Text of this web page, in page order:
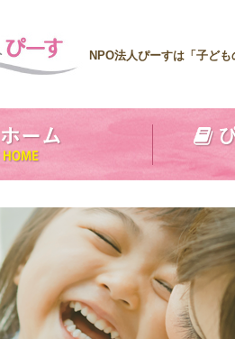
NPO法人ぴーすは「子ど